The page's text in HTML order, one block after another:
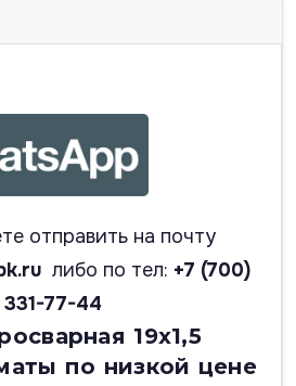
отправить на почту
либо по тел: +7 (700)
331-77-44
19х1,5
по низкой цене